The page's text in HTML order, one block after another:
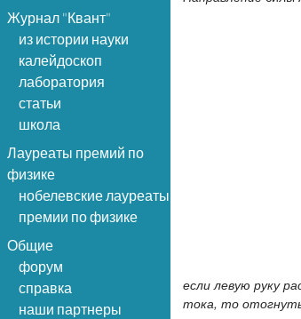
Журнал "Квант"
из истории науки
калейдоскоп
лаборатория
статьи
школа
Лауреаты премий по
физике
нобелевские лауреаты
премии по физике
Общие
форум
справка
наши партнеры
если левую руку
тока, то